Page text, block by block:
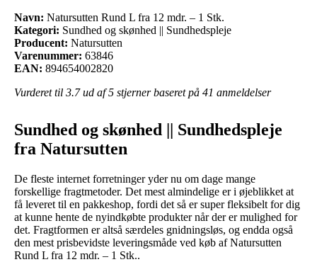
Navn: Natursutten Rund L fra 12 mdr. – 1 Stk.
Kategori: Sundhed og skønhed || Sundhedspleje
Producent: Natursutten
Varenummer: 63846
EAN: 894654002820
Vurderet til 3.7ud af 5 stjerner baseret på 41 anmeldelser
Sundhed og skønhed || Sundhedspleje
fra Natursutten
De fleste internet forretninger yder nu om dage mange
forskellige fragtmetoder. Det mest almindelige er i øjeblikket at
få leveret til en pakkeshop, fordi det så er super fleksibelt for dig
at kunne hente de nyindkøbte produkter når der er mulighed for
det. Fragtformen er altså særdeles gnidningsløs, og endda også
den mest prisbevidste leveringsmåde ved køb af Natursutten
Rund L fra 12 mdr. – 1 Stk..